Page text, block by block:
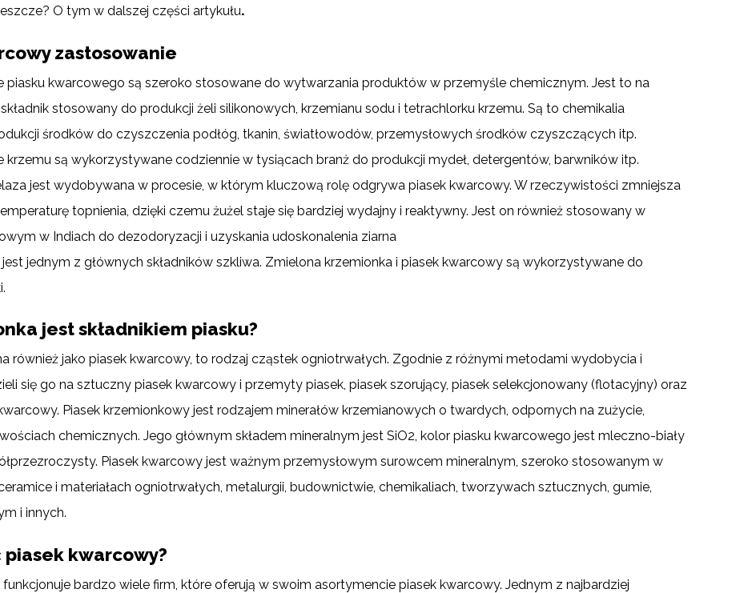
O tym w dalszej części artykułu.
zastosowanie
piasku kwarcowego są szeroko stosowane do wytwarzania produktów w przemyśle chemicznym. Jest to na
stosowany do produkcji żeli silikonowych, krzemianu sodu i tetrachlorku krzemu. Są to chemikalia
środków do czyszczenia podłóg, tkanin, światłowodów, przemysłowych środków czyszczących itp.
krzemu są wykorzystywane codziennie w tysiącach branż do produkcji mydeł, detergentów, barwników itp.
jest wydobywana w procesie, w którym kluczową rolę odgrywa piasek kwarcowy. W rzeczywistości zmniejsza
topnienia, dzięki czemu żużel staje się bardziej wydajny i reaktywny. Jest on również stosowany w
w Indiach do dezodoryzacji i uzyskania udoskonalenia ziarna
jednym z głównych składników szkliwa. Zmielona krzemionka i piasek kwarcowy są wykorzystywane do
jest składnikiem piasku?
również jako piasek kwarcowy, to rodzaj cząstek ogniotrwałych. Zgodnie z różnymi metodami wydobycia i
się go na sztuczny piasek kwarcowy i przemyty piasek, piasek szorujący, piasek selekcjonowany (flotacyjny) oraz
Piasek krzemionkowy jest rodzajem minerałów krzemianowych o twardych, odpornych na zużycie,
chemicznych. Jego głównym składem mineralnym jest SiO2, kolor piasku kwarcowego jest mleczno-biały
Piasek kwarcowy jest ważnym przemysłowym surowcem mineralnym, szeroko stosowanym w
i materiałach ogniotrwałych, metalurgii, budownictwie, chemikaliach, tworzywach sztucznych, gumie,
i innych.
piasek kwarcowy?
bardzo wiele firm, które oferują w swoim asortymencie piasek kwarcowy. Jednym z najbardziej